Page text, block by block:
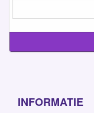
INFORMATIE